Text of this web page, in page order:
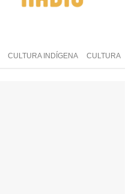
CULTURA INDÍGENA CULTURA